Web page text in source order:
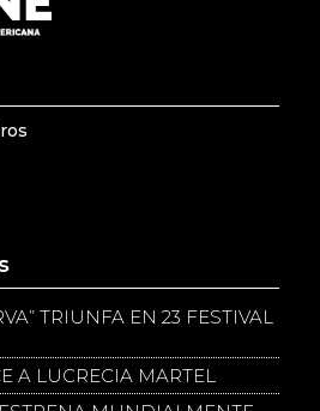
TRIUNFA EN 23 FESTIVAL
A LUCRECIA MARTEL